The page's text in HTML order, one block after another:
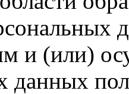
и (или)
данных